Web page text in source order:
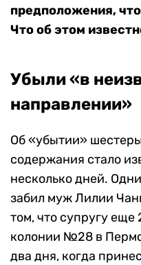
предположения,
Что об этом
Убыли «в
направлении»
Об «убытии»
содержания стало
несколько дней.
забил муж Лилии
том, что супругу
колонии №28 в
два дня, когда